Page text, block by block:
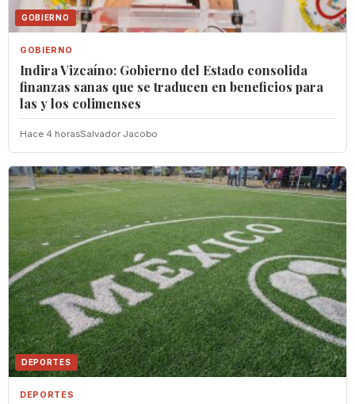
GOBIERNO
GOBIERNO
Indira Vizcaíno: Gobierno del Estado consolida
finanzas sanas que se traducen en beneficios para
las y los colimenses
Hace 4 horasSalvador Jacobo
DEPORTES
DEPORTES